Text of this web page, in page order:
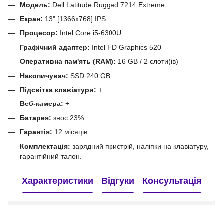
Модель: Dell Latitude Rugged 7214 Extreme
Екран: 13" [1366x768] IPS
Процесор: Intel Core i5-6300U
Графічний адаптер: Intel HD Graphics 520
Оперативна пам'ять (RAM): 16 GB / 2 слоти(ів)
Накопичувач: SSD 240 GB
Підсвітка клавіатури: +
Веб-камера: +
Батарея: знос 23%
Гарантія: 12 місяців
Комплектація: зарядний пристрій, наліпки на клавіатуру,
гарантійний талон.
Характеристики Відгуки Консультація